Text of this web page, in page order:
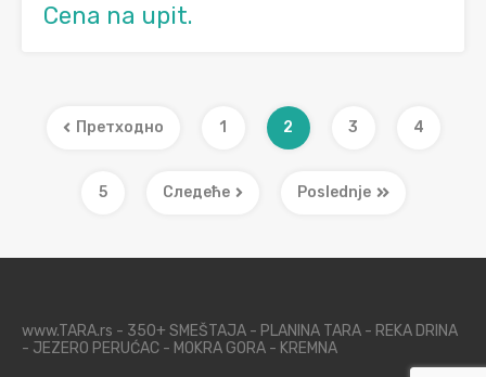
Cena na upit.
Претходно 1 2 3 4
5 Следеће Poslednje
www.TARA.rs - 350+ SMEŠTAJA - PLANINA TARA - REKA DRINA
- JEZERO PERUĆAC - MOKRA GORA - KREMNA